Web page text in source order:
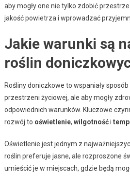
aby mogły one nie tylko zdobić
jakość powietrza i wprowadzać
Jakie warunki są
roślin
Rośliny doniczkowe to wspaniały
przestrzeni życiowej, ale aby mogły
odpowiednich warunków. Kluczowe
rozwój to oświetlenie, wilgotnośći
Oświetlenie jest jednym z
roślin preferuje jasne, ale rozproszone
umieścić je w miejscach, gdzie będą